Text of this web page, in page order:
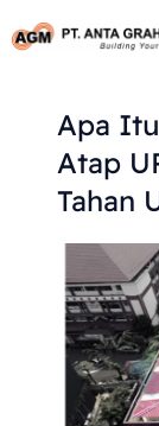
To
Apa
Atap
Tahan